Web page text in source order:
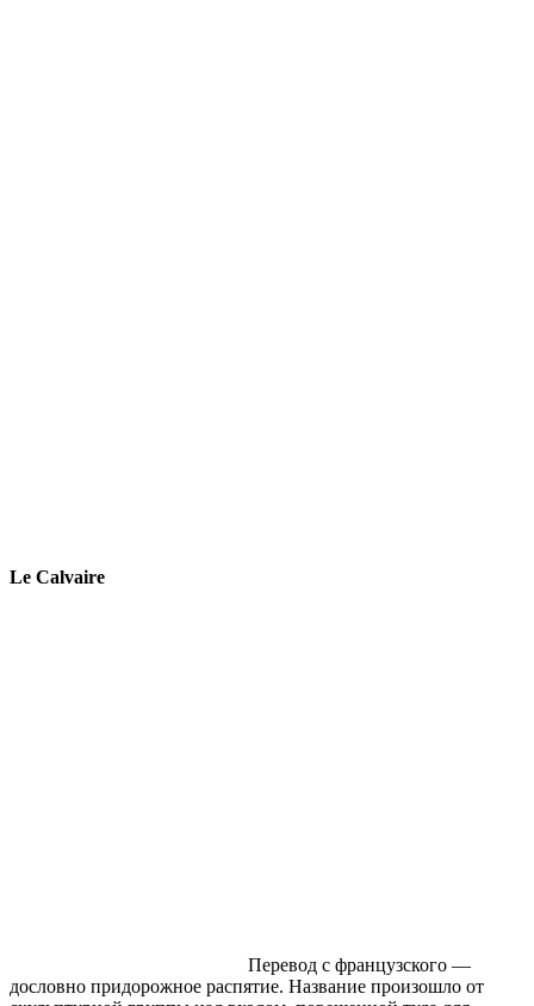
Le Calvaire
Перевод с французского —
дословно придорожное распятие. Название произошло от